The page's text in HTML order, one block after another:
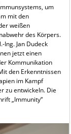
um
mit den
weißen
des Körpers.
Ing. Jan Dudeck
jetzt einen
Kommunikation
den Erkenntnissen
im Kampf
zu entwickeln. Die
„Immunity“